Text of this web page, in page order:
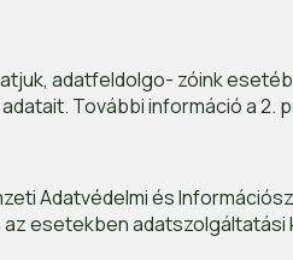
adatfeldolgo- zóink
További információ a 2.
Adatvédelmi és
esetekben